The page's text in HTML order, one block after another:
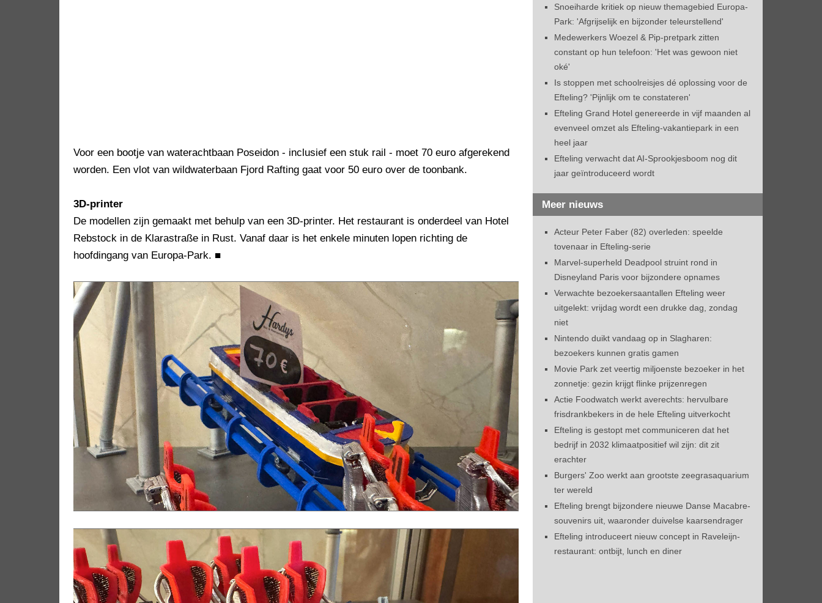
Voor een bootje van waterachtbaan Poseidon - inclusief een stuk rail - moet 70 euro afgerekend
worden. Een vlot van wildwaterbaan Fjord Rafting gaat voor 50 euro over de toonbank.
3D-printer
De modellen zijn gemaakt met behulp van een 3D-printer. Het restaurant is onderdeel van Hotel
Rebstock in de Klarastraße in Rust. Vanaf daar is het enkele minuten lopen richting de
hoofdingang van Europa-Park. ■
Snoeiharde kritiek op nieuw themagebied Europa-
Park: 'Afgrijselijk en bijzonder teleurstellend'
Medewerkers Woezel & Pip-pretpark zitten
constant op hun telefoon: 'Het was gewoon niet
oké'
Is stoppen met schoolreisjes dé oplossing voor de
Efteling? 'Pijnlijk om te constateren'
Efteling Grand Hotel genereerde in vijf maanden al
evenveel omzet als Efteling-vakantiepark in een
heel jaar
Efteling verwacht dat AI-Sprookjesboom nog dit
jaar geïntroduceerd wordt
Meer nieuws
Acteur Peter Faber (82) overleden: speelde
tovenaar in Efteling-serie
Marvel-superheld Deadpool struint rond in
Disneyland Paris voor bijzondere opnames
Verwachte bezoekersaantallen Efteling weer
uitgelekt: vrijdag wordt een drukke dag, zondag
niet
Nintendo duikt vandaag op in Slagharen:
bezoekers kunnen gratis gamen
Movie Park zet veertig miljoenste bezoeker in het
zonnetje: gezin krijgt flinke prijzenregen
Actie Foodwatch werkt averechts: hervulbare
frisdrankbekers in de hele Efteling uitverkocht
Efteling is gestopt met communiceren dat het
bedrijf in 2032 klimaatpositief wil zijn: dit zit
erachter
Burgers' Zoo werkt aan grootste zeegrasaquarium
ter wereld
Efteling brengt bijzondere nieuwe Danse Macabre-
souvenirs uit, waaronder duivelse kaarsendrager
Efteling introduceert nieuw concept in Raveleijn-
restaurant: ontbijt, lunch en diner